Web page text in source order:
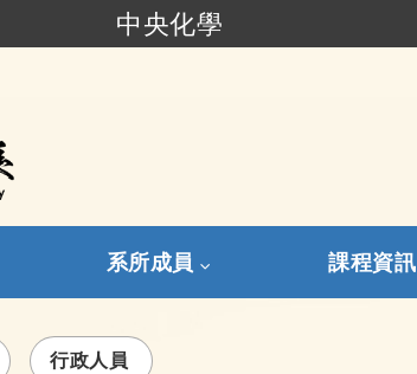
中央化學
系所成員 課程資訊
行政人員